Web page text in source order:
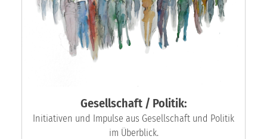
Gesellschaft / Politik:
Initiativen und Impulse aus Gesellschaft und Politik
im Überblick.